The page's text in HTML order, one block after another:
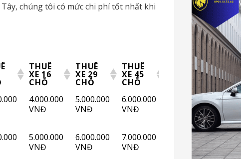
chúng tôi có mức chi phí tốt nhất khi
THUÊ
XE 16
CHỖ
THUÊ
XE 29
CHỖ
THUÊ
XE 45
CHỖ
THUÊ
XE 16
CHỖ
THUÊ
XE 29
CHỖ
THUÊ
XE 45
CHỖ
4.000.000
VNĐ
5.000.000
VNĐ
6.000.000
VNĐ
5.000.000
VNĐ
6.000.000
VNĐ
7.000.000
VNĐ